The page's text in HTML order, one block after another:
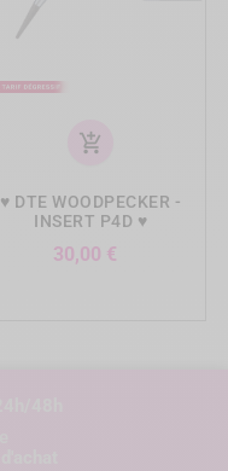
add_shopping_cart
♥ DTE WOODPECKER -
INSERT P4D ♥
30,00 €